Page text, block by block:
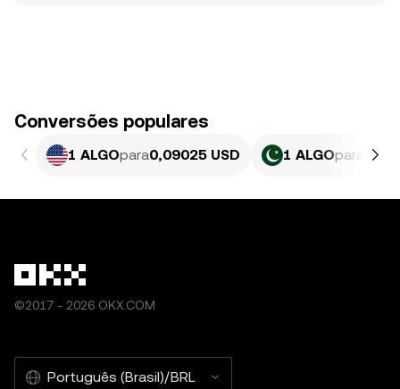
Conversões populares
1 ALGOpara0,09025 USD 1 ALGOpara
©2017 - 2026 OKX.COM
Português (Brasil)/BRL